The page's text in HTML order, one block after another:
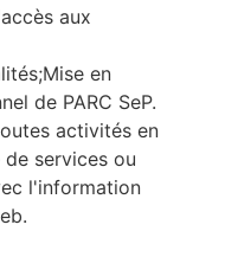
aux
en
de PARC SeP.
activités en
services ou
l'information